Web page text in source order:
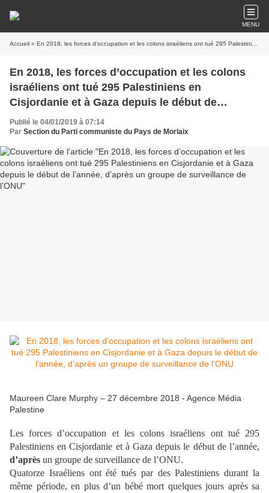
MENU
Accueil » En 2018, les forces d’occupation et les colons israéliens ont tué 295 Palestiniens en Cisjordanie et à Gaza depuis le début de l’année, d’après un groupe de surveillance de l’ONU
En 2018, les forces d’occupation et les colons
israéliens ont tué 295 Palestiniens en
Cisjordanie et à Gaza depuis le début de
l’année, d’après un groupe de surveillance de
l’ONU
Publié le 04/01/2019 à 07:14
Par Section du Parti communiste du Pays de Morlaix
Maureen Clare Murphy – 27 décembre 2018 - Agence Média
Palestine
Les forces d’occupation et les colons israéliens ont tué 295
Palestiniens en Cisjordanie et à Gaza depuis le début de l’année,
d’après un groupe de surveillance de l’ONU.
Quatorze Israéliens ont été tués par des Palestiniens durant la
même période, en plus d’un bébé mort quelques jours après sa